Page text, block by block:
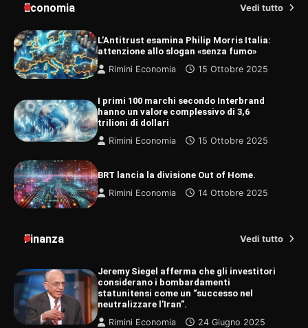
Economia Vedi tutto
L’Antitrust esamina Philip Morris Italia:
attenzione allo slogan «senza fumo»
Rimini Economia
15 Ottobre 2025
I primi 100 marchi secondo Interbrand
hanno un valore complessivo di 3,6
trilioni di dollari
Rimini Economia
15 Ottobre 2025
BRT lancia la divisione Out of Home.
Rimini Economia
14 Ottobre 2025
Finanza Vedi tutto
Jeremy Siegel afferma che gli investitori
considerano i bombardamenti
statunitensi come un “successo nel
neutralizzare l’Iran”.
Rimini Economia
24 Giugno 2025